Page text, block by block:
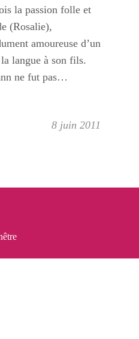
la passion folle et
(Rosalie),
amoureuse d’un
langue à son fils.
ne fut pas…
8 juin 2011